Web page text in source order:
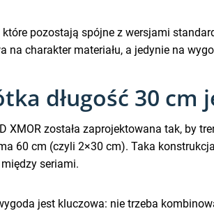
pozostają spójne z wersjami
na charakter materiału, a jedynie na
długość 30
XMOR została zaprojektowana tak, by
60 cm (czyli 2×30 cm). Taka
seriami.
jest kluczowa: nie trzeba